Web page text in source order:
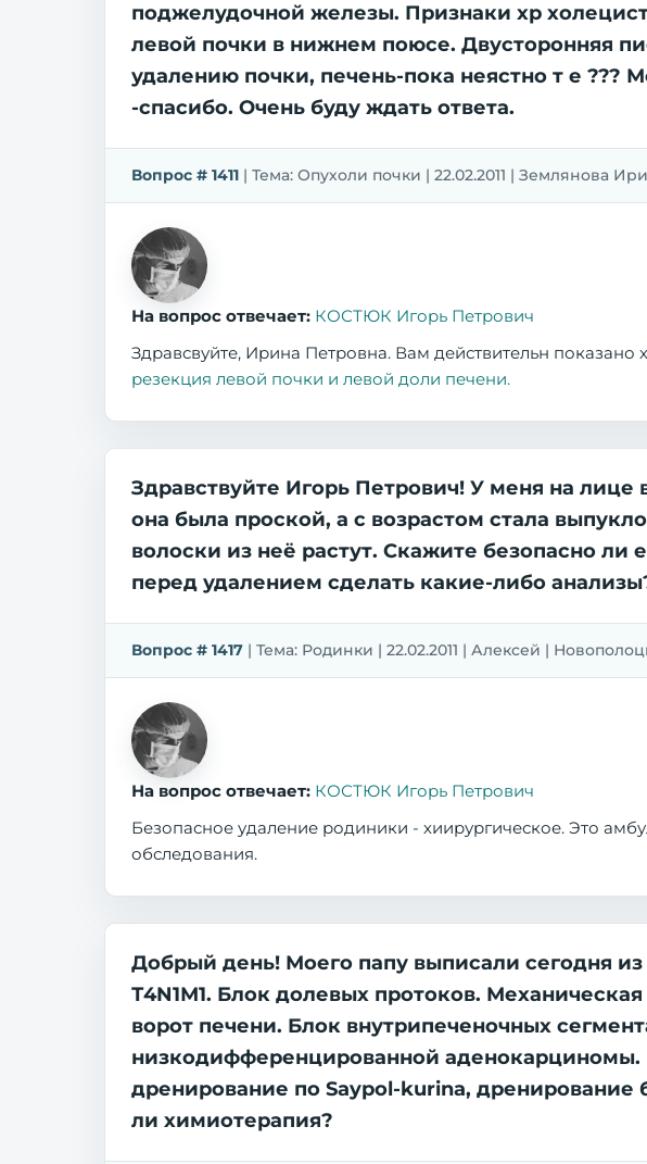
поджелудочной железы. Признаки хр
левой почки в нижнем поюсе. Двусторонняя
удалению почки, печень-пока неястно т е ???
-спасибо. Очень буду ждать ответа.
Вопрос # 1411 | Тема: Опухоли почки | 22.02.2011 | Землянова
На вопрос отвечает: КОСТЮК Игорь Петрович
Здравсвуйте, Ирина Петровна. Вам действительн
резекция левой почки и левой доли печени.
Здравствуйте Игорь Петрович! У меня на
она была проской, а с возрастом стала
волоски из неё растут. Скажите безопасно
перед удалением сделать какие-либо
Вопрос # 1417 | Тема: Родинки | 22.02.2011 | Алексей |
На вопрос отвечает: КОСТЮК Игорь Петрович
Безопасное удаление родиники - хиирургическое. Это
обследования.
Добрый день! Моего папу выписали сегодня
Т4N1М1. Блок долевых протоков.
ворот печени. Блок внутрипеченочных
низкодифференцированной аденокарциномы.
дренирование по Saypol-kurina,
ли химиотерапия?